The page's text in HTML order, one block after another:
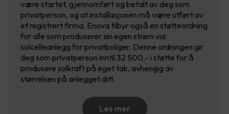
være startet, gjennomført og betalt av deg som
privatperson, og at installasjonen må være utført av
et registrert firma. Enova tilbyr også en støtteordning
for alle som produserer sin egen strøm via
solcelleanlegg for privatboliger. Denne ordningen gir
deg som privatperson inntil 32 500,- i støtte for å
produsere solkraft på eget tak, avhengig av
størrelsen på anlegget ditt.
Les mer